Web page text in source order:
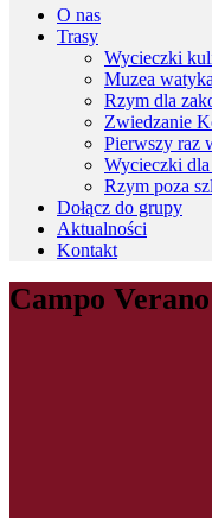
O nas
Trasy
Wycieczki
Muzea
Rzym dla
Zwiedzanie
Pierwszy raz
Wycieczki
Rzym poza
Dołącz do grupy
Aktualności
Kontakt
Campo